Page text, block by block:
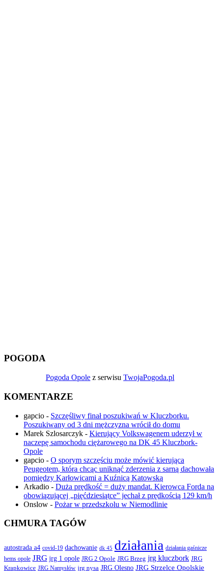
POGODA
Pogoda Opole z serwisu TwojaPogoda.pl
KOMENTARZE
gapcio - Szczęśliwy finał poszukiwań w Kluczborku.
Poszukiwany od 3 dni mężczyzna wrócił do domu
Marek Szlosarczyk - Kierujący Volkswagenem uderzył w
naczepę samochodu ciężarowego na DK 45 Kluczbork-
Opole
gapcio - O sporym szczęściu może mówić kierująca
Peugeotem, która chcąc uniknąć zderzenia z sarną dachowała
pomiędzy Karłowicami a Kuźnicą Katowską
Arkadio - Duża prędkość = duży mandat. Kierowca Forda na
obowiązującej „pięćdziesiątce” jechał z prędkością 129 km/h
Onslow - Pożar w przedszkolu w Niemodlinie
CHMURA TAGÓW
autostrada a4 covid-19 dachowanie dk 45 działania działania gaśnicze
hems opole JRG jrg 1 opole JRG 2 Opole JRG Brzeg jrg kluczbork JRG
Krapkowice JRG Namysłów jrg nysa JRG Olesno JRG Strzelce Opolskie